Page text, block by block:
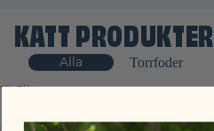
KATT PRODUKTER
Alla Torrfoder
Filter